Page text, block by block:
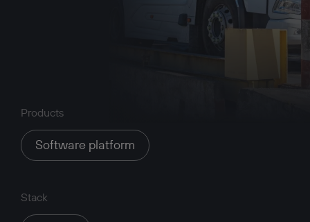
Products
Software platform
Stack